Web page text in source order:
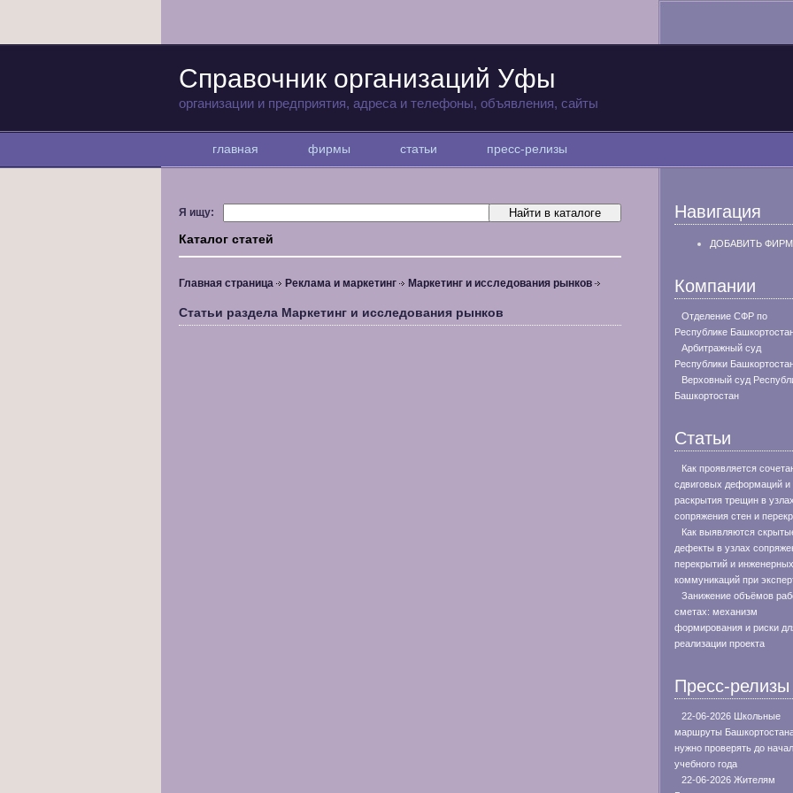
Справочник организаций Уфы
организации и предприятия, адреса и телефоны, объявления, сайты
главная фирмы статьи пресс-релизы
Я ищу:
Каталог статей
Главная страница Реклама и маркетинг Маркетинг и исследования рынков
Статьи раздела Маркетинг и исследования рынков
Навигация
ДОБАВИТЬ
Компании
Отделение СФР по
Республике
Арбитражный суд
Республики
Верховный суд
Башкортостан
Статьи
Как проявляется
сдвиговых деформаций и
раскрытия трещин в узлах
сопряжения стен и
Как выявляются
дефекты в узлах
перекрытий и инженерных
коммуникаций при
Занижение объёмов
сметах: механизм
формирования и риски
реализации проекта
Пресс-релизы
22-06-2026 Школьные
маршруты
нужно проверять до
учебного года
22-06-2026 Жителям